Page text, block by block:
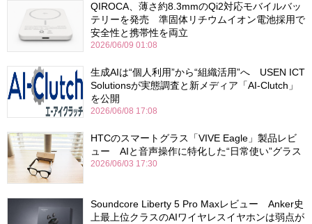
QIROCA、薄さ約8.3mmのQi2対応モバイルバッ
テリーを発売 準固体リチウムイオン電池採用で
安全性と携帯性を両立
2026/06/09 01:08
生成AIは“個人利用”から“組織活用”へ USEN ICT
Solutionsが実態調査と新メディア「AI-Clutch」
を公開
2026/06/08 17:08
HTCのスマートグラス「VIVE Eagle」製品レビ
ュー AIと音声操作に特化した“日常使い”グラス
2026/06/03 17:30
Soundcore Liberty 5 Pro Maxレビュー Anker史
上最上位クラスのAIワイヤレスイヤホンは弱点が